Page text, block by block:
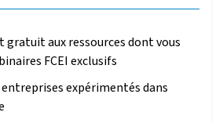
gratuit aux ressources dont vous
FCEI exclusifs
expérimentés dans